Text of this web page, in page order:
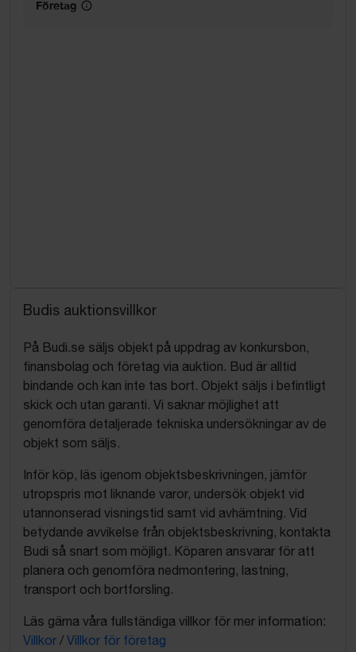
Företag
Budis auktionsvillkor
På Budi.se säljs objekt på uppdrag av konkursbon,
finansbolag och företag via auktion. Bud är alltid
bindande och kan inte tas bort. Objekt säljs i befintligt
skick och utan garanti. Vi saknar möjlighet att
genomföra detaljerade tekniska undersökningar av de
objekt som säljs.
Inför köp, läs igenom objektsbeskrivningen, jämför
utropspris mot liknande varor, undersök objekt vid
utannonserad visningstid samt vid avhämtning. Vid
betydande avvikelse från objektsbeskrivning, kontakta
Budi så snart som möjligt. Köparen ansvarar för att
planera och genomföra nedmontering, lastning,
transport och bortforsling.
Läs gärna våra fullständiga villkor för mer information:
Villkor / Villkor för företag